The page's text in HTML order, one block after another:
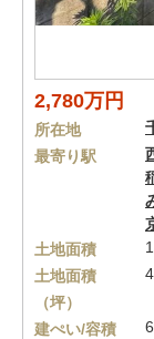
2,780万円
所在地
最寄り駅
土地面積
土地面積
（坪）
建ぺい/容積